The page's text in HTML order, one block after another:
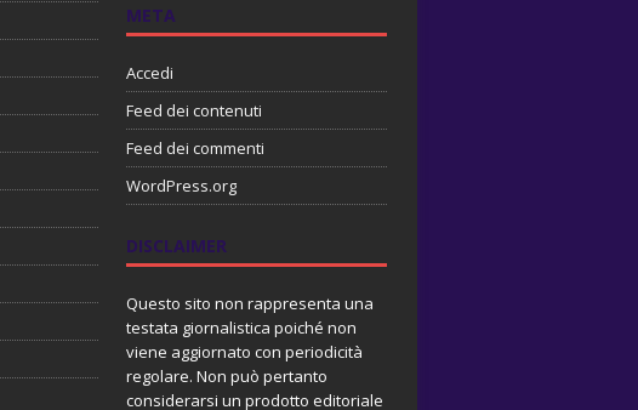
META
Accedi
Feed dei contenuti
Feed dei commenti
WordPress.org
DISCLAIMER
Questo sito non rappresenta una
testata giornalistica poiché non
viene aggiornato con periodicità
regolare. Non può pertanto
considerarsi un prodotto editoriale